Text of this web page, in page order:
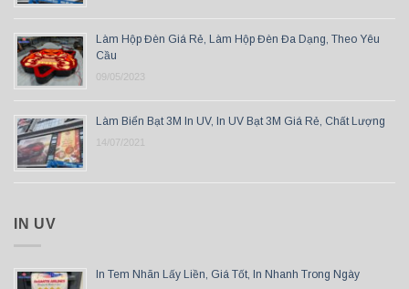
Làm Hộp Đèn Giá Rẻ, Làm Hộp Đèn Đa Dạng, Theo Yêu
Cầu
09/05/2023
Làm Biển Bạt 3M In UV, In UV Bạt 3M Giá Rẻ, Chất Lượng
14/07/2021
IN UV
In Tem Nhãn Lấy Liền, Giá Tốt, In Nhanh Trong Ngày